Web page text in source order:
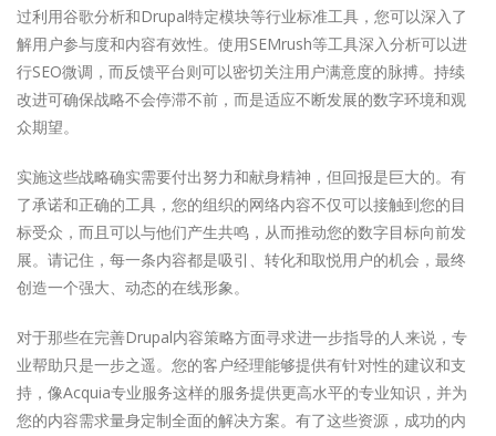
过利用谷歌分析和Drupal特定模块等行业标准工具，您可以深入了
解用户参与度和内容有效性。使用SEMrush等工具深入分析可以进
行SEO微调，而反馈平台则可以密切关注用户满意度的脉搏。持续
改进可确保战略不会停滞不前，而是适应不断发展的数字环境和观
众期望。
实施这些战略确实需要付出努力和献身精神，但回报是巨大的。有
了承诺和正确的工具，您的组织的网络内容不仅可以接触到您的目
标受众，而且可以与他们产生共鸣，从而推动您的数字目标向前发
展。请记住，每一条内容都是吸引、转化和取悦用户的机会，最终
创造一个强大、动态的在线形象。
对于那些在完善Drupal内容策略方面寻求进一步指导的人来说，专
业帮助只是一步之遥。您的客户经理能够提供有针对性的建议和支
持，像Acquia专业服务这样的服务提供更高水平的专业知识，并为
您的内容需求量身定制全面的解决方案。有了这些资源，成功的内